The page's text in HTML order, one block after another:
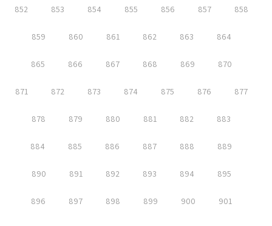
852 853 854 855 856 857 858
859 860 861 862 863 864
865 866 867 868 869 870
871 872 873 874 875 876 877
878 879 880 881 882 883
884 885 886 887 888 889
890 891 892 893 894 895
896 897 898 899 900 901